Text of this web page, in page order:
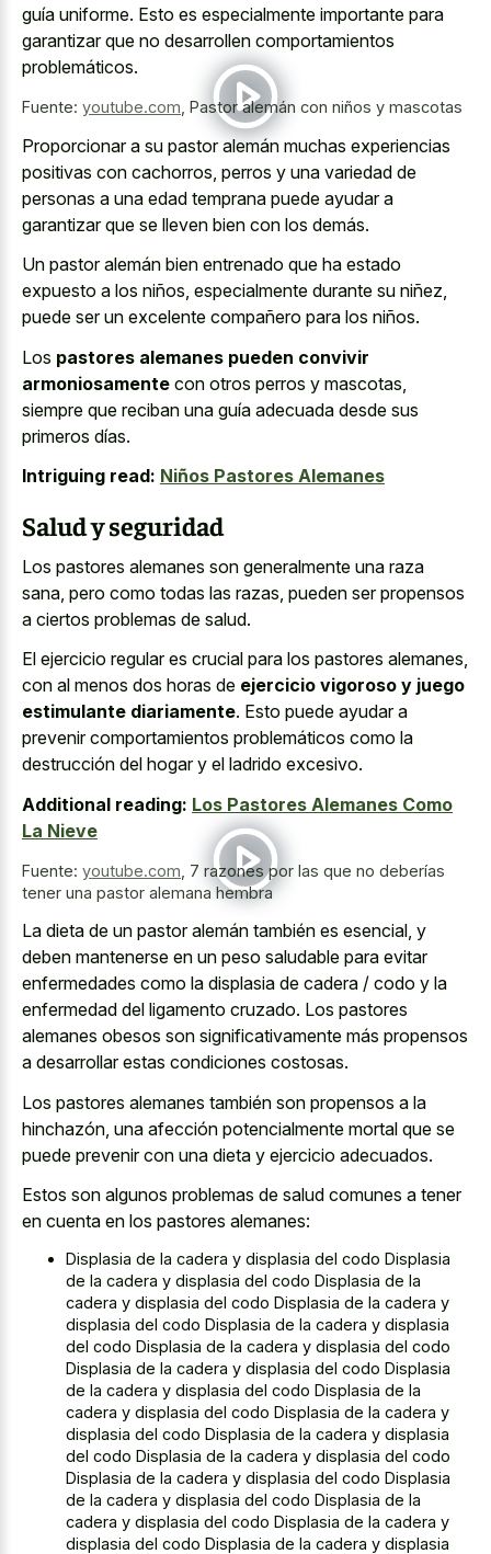
guía uniforme. Esto es especialmente importante para
garantizar que no desarrollen comportamientos
problemáticos.
Fuente: youtube.com Pastor alemán con niños y mascotas
Proporcionar a su pastor alemán muchas experiencias
positivas con cachorros, perros y una variedad de
personas a una edad temprana puede ayudar a
garantizar que se lleven bien con los demás.
Un pastor alemán bien entrenado que ha estado
expuesto a los niños, especialmente durante su niñez,
puede ser un excelente compañero para los niños.
Los pastores alemanes pueden convivir
armoniosamente con otros perros y mascotas,
siempre que reciban una guía adecuada desde sus
primeros días.
Intriguing read: Niños Pastores Alemanes
Salud y seguridad
Los pastores alemanes son generalmente una raza
sana, pero como todas las razas, pueden ser propensos
a ciertos problemas de salud.
El ejercicio regular es crucial para los pastores alemanes,
con al menos dos horas de ejercicio vigoroso y juego
estimulante diariamente. Esto puede ayudar a
prevenir comportamientos problemáticos como la
destrucción del hogar y el ladrido excesivo.
Additional reading: Los Pastores Alemanes Como
La Nieve
Fuente: youtube.com 7 razones por las que no deberías
tener una pastor alemana hembra
La dieta de un pastor alemán también es esencial, y
deben mantenerse en un peso saludable para evitar
enfermedades como la displasia de cadera / codo y la
enfermedad del ligamento cruzado. Los pastores
alemanes obesos son significativamente más propensos
a desarrollar estas condiciones costosas.
Los pastores alemanes también son propensos a la
hinchazón, una afección potencialmente mortal que se
puede prevenir con una dieta y ejercicio adecuados.
Estos son algunos problemas de salud comunes a tener
en cuenta en los pastores alemanes:
Displasia de la cadera y displasia del codo Displasia
de la cadera y displasia del codo Displasia de la
cadera y displasia del codo Displasia de la cadera y
displasia del codo Displasia de la cadera y displasia
del codo Displasia de la cadera y displasia del codo
Displasia de la cadera y displasia del codo Displasia
de la cadera y displasia del codo Displasia de la
cadera y displasia del codo Displasia de la cadera y
displasia del codo Displasia de la cadera y displasia
del codo Displasia de la cadera y displasia del codo
Displasia de la cadera y displasia del codo Displasia
de la cadera y displasia del codo Displasia de la
cadera y displasia del codo Displasia de la cadera y
displasia del codo Displasia de la cadera y displasia